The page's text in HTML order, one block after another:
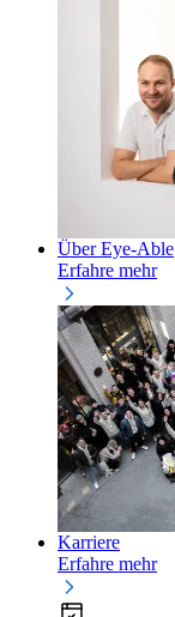
Über Eye-Able
Erfahre mehr
Karriere
Erfahre mehr